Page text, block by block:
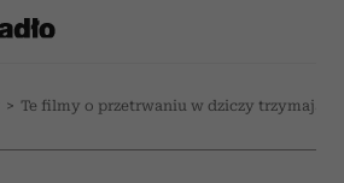
> Te filmy o przetrwaniu w dziczy trzymają